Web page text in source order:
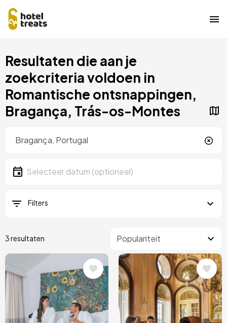
naar
hoofdinhoud
Resultaten die aan je
zoekcriteria voldoen in
Romantische ontsnappingen,
Bragança, Trás-os-Montes
Datum
Selecteer een datum
Filters
3 resultaten
Afbeelding Afbeelding